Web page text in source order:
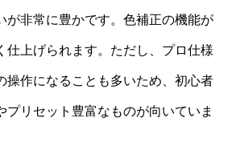
が非常に豊かです。色補正の機能が
仕上げられます。ただし、プロ仕様
操作になることも多いため、初心者
プリセット豊富なものが向いていま